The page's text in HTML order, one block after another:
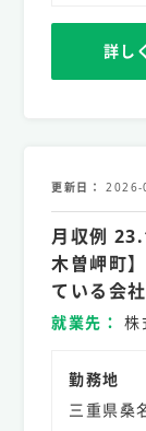
詳し
更新日 2026-
月収例
木曽岬町
ている会社
就業先 株
勤務地
三重県桑